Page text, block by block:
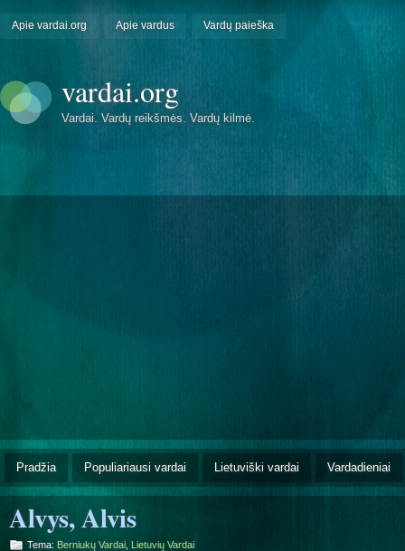
Apie vardai.org Apie vardus Vardų paieška
vardai.org
Vardai. Vardų reikšmės. Vardų kilmė.
Pradžia Populiariausi vardai Lietuviški vardai Vardadieniai
Alvys, Alvis
Tema: Berniukų Vardai Lietuvių Vardai